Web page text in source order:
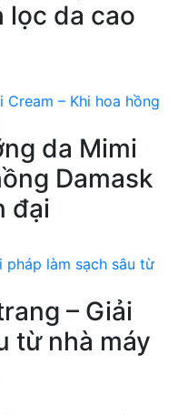
lọc da cao
da Mimi
Damask
đại
– Giải
từ nhà máy